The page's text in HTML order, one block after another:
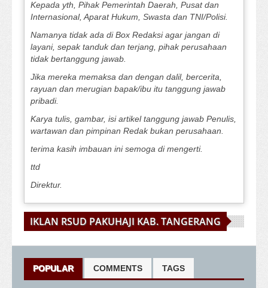
Kepada yth, Pihak Pemerintah Daerah, Pusat dan
Internasional, Aparat Hukum, Swasta dan TNI/Polisi.
Namanya tidak ada di Box Redaksi agar jangan di
layani, sepak tanduk dan terjang, pihak perusahaan
tidak bertanggung jawab.
Jika mereka memaksa dan dengan dalil, bercerita,
rayuan dan merugian bapak/ibu itu tanggung jawab
pribadi.
Karya tulis, gambar, isi artikel tanggung jawab Penulis,
wartawan dan pimpinan Redak bukan perusahaan.
terima kasih imbauan ini semoga di mengerti.
ttd
Direktur.
IKLAN RSUD PAKUHAJI KAB. TANGERANG
POPULAR COMMENTS TAGS